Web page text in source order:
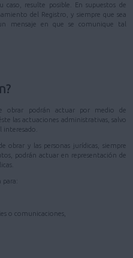
resulte posible. En supuestos de
del Registro, y siempre que sea
mensaje en que se comunique tal
obrar podrán actuar por medio de
las actuaciones administrativas, salvo
interesado.
obrar y las personas jurídicas, siempre
podrán actuar en representación de
o comunicaciones,